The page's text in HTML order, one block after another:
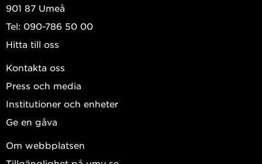
901 87 Umeå
Tel: 090-786 50 00
Hitta till oss
Kontakta oss
Press och media
Institutioner och enheter
Ge en gåva
Om webbplatsen